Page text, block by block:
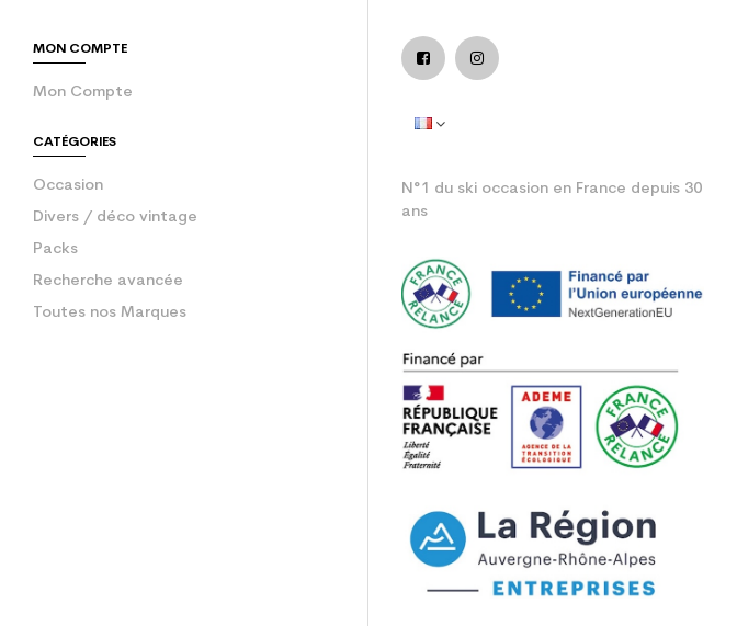
MON COMPTE
Mon Compte
CATÉGORIES
Occasion
Divers / déco vintage
Packs
Recherche avancée
Toutes nos Marques
N°1 du ski occasion en France depuis 30
ans